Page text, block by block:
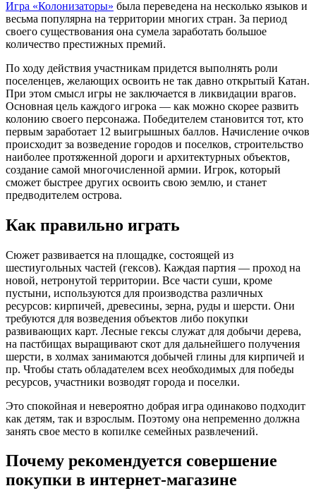
Игра «Колонизаторы» была переведена на несколько языков и
весьма популярна на территории многих стран. За период
своего существования она сумела заработать большое
количество престижных премий.
По ходу действия участникам придется выполнять роли
поселенцев, желающих освоить не так давно открытый Катан.
При этом смысл игры не заключается в ликвидации врагов.
Основная цель каждого игрока — как можно скорее развить
колонию своего персонажа. Победителем становится тот, кто
первым заработает 12 выигрышных баллов. Начисление очков
происходит за возведение городов и поселков, строительство
наиболее протяженной дороги и архитектурных объектов,
создание самой многочисленной армии. Игрок, который
сможет быстрее других освоить свою землю, и станет
предводителем острова.
Как правильно играть
Сюжет развивается на площадке, состоящей из
шестиугольных частей (гексов). Каждая партия — проход на
новой, нетронутой территории. Все части суши, кроме
пустыни, используются для производства различных
ресурсов: кирпичей, древесины, зерна, руды и шерсти. Они
требуются для возведения объектов либо покупки
развивающих карт. Лесные гексы служат для добычи дерева,
на пастбищах выращивают скот для дальнейшего получения
шерсти, в холмах занимаются добычей глины для кирпичей и
пр. Чтобы стать обладателем всех необходимых для победы
ресурсов, участники возводят города и поселки.
Это спокойная и невероятно добрая игра одинаково подходит
как детям, так и взрослым. Поэтому она непременно должна
занять свое место в копилке семейных развлечений.
Почему рекомендуется совершение
покупки в интернет-магазине